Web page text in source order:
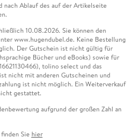
nach Ablauf des auf der Artikelseite
10.08.2026. Sie können den
www.hugendubel.de. Keine Bestellung
Der Gutschein ist nicht gültig für
Bücher und eBooks) sowie für
tolino select und das
nicht mit anderen Gutscheinen und
ist nicht möglich. Ein Weiterverkauf
gestattet.
aufgrund der großen Zahl an
Sie hier